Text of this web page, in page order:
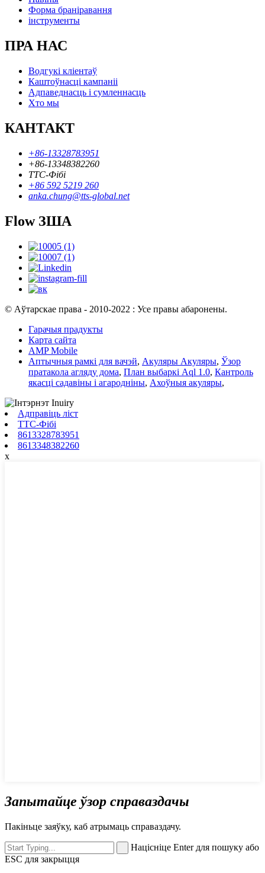
Форма браніравання
інструменты
ПРА НАС
Водгукі кліентаў
Каштоўнасці кампаніі
Адпаведнасць і сумленнасць
Хто мы
КАНТАКТ
+86-13328783951
+86-13348382260
ТТС-Фібі
+86 592 5219 260
anka.chung@tts-global.net
Flow ЗША
© Аўтарскае права - 2010-2022 : Усе правы абаронены.
Гарачыя прадукты
Карта сайта
AMP Mobile
Аптычныя рамкі для вачэй, Акуляры Акуляры, Ўзор
пратакола агляду дома, План выбаркі Aql 1.0, Кантроль
якасці садавіны і агародніны, Ахоўныя акуляры,
Адправіць ліст
ТТС-Фібі
8613328783951
8613348382260
x
Запытайце ўзор справаздачы
Пакіньце заяўку, каб атрымаць справаздачу.
Націсніце Enter для пошуку або
ESC для закрыцця